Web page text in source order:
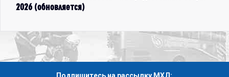
2026 (обновляется)
Подпишитесь на рассылку МХЛ: